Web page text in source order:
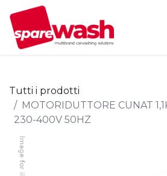
Tutti i prodotti
MOTORIDUTTORE CUNAT
230-400V 50HZ